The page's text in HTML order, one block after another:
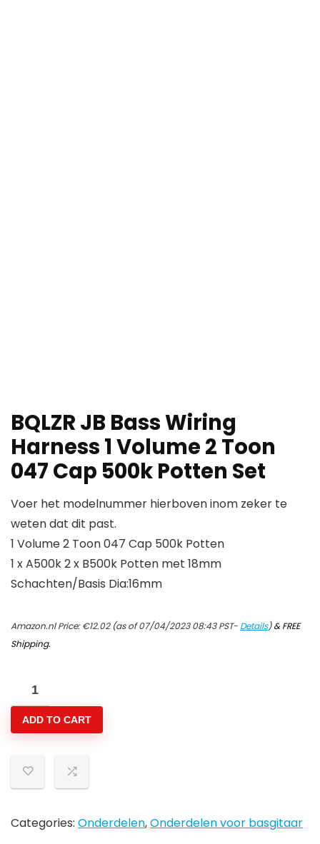
BQLZR JB Bass Wiring
Harness 1 Volume 2 Toon
047 Cap 500k Potten Set
Voer het modelnummer hierboven inom zeker te
weten dat dit past.
1 Volume 2 Toon 047 Cap 500k Potten
1 x A500k 2 x B500k Potten met 18mm
Schachten/Basis Dia:16mm
Amazon.nl Price:€12.02(as of 07/04/2023 08:43 PST- Details)&FREE
Shipping.
BQLZR
JB
Bass
Harness
1
2
ADD TO CART
Categories: Onderdelen,Onderdelen voor basgitaar